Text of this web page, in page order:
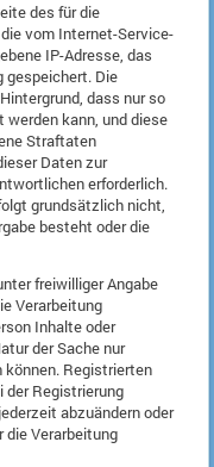
des für die
vom Internet-Service-
IP-Adresse, das
gespeichert. Die
dass nur so
kann, und diese
Straftaten
Daten zur
erforderlich.
grundsätzlich nicht,
besteht oder die
freiwilliger Angabe
Verarbeitung
Inhalte oder
der Sache nur
können. Registrierten
der Registrierung
abzuändern oder
Verarbeitung